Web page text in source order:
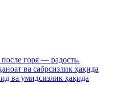
горя — радость.
ва сабрсизлик ҳақида
ва умидсизлик ҳақида